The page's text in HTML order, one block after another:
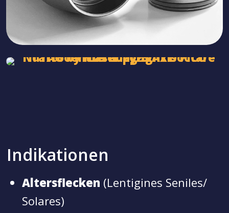
Indikationen
Altersflecken (Lentigines Seniles/
Solares)